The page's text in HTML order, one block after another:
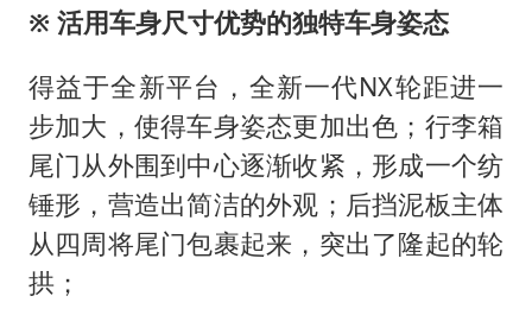
※ 活用车身尺寸优势的独特车身姿态
得益于全新平台，全新一代NX轮距进⼀
步加⼤，使得车身姿态更加出色；行李箱
尾门从外围到中⼼逐渐收紧，形成⼀个纺
锤形，营造出简洁的外观；后挡泥板主体
从四周将尾门包裹起来，突出了隆起的轮
拱；